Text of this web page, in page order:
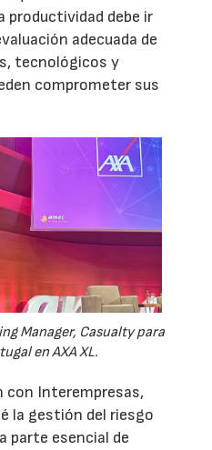
productividad debe ir
adecuada de
tecnológicos y
comprometer sus
Manager, Casualty para
en AXA XL.
con Interempresas,
la gestión del riesgo
parte esencial de